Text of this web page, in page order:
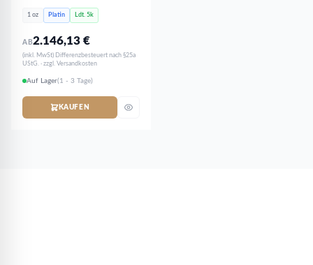
1 oz Platin Ldt. 5k
AB2.146,13€
(inkl. MwSt) Differenzbesteuert nach §25a
UStG. · zzgl. Versandkosten
Auf Lager(1 - 3 Tage)
KAUFEN